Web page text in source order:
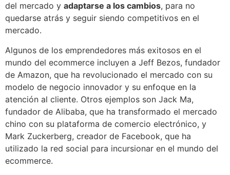
del mercado y adaptarse a los cambios, para no
quedarse atrás y seguir siendo competitivos en el
mercado.
Algunos de los emprendedores más exitosos en el
mundo del ecommerce incluyen a Jeff Bezos, fundador
de Amazon, que ha revolucionado el mercado con su
modelo de negocio innovador y su enfoque en la
atención al cliente. Otros ejemplos son Jack Ma,
fundador de Alibaba, que ha transformado el mercado
chino con su plataforma de comercio electrónico, y
Mark Zuckerberg, creador de Facebook, que ha
utilizado la red social para incursionar en el mundo del
ecommerce.